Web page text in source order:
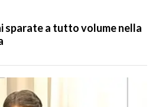
sparate a tutto volume nella